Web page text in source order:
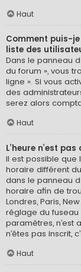
Haut
Comment puis-
liste des
Dans le panneau
du forum », vous
ligne ». Si vous
des
serez alors
Haut
L’heure n’est
Il est possible que
horaire différent
dans le panneau
horaire afin de
Londres, Paris,
réglage du
paramètres, n’est
n’êtes pas inscrit,
Haut